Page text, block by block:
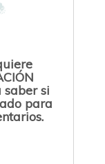
saber si
para